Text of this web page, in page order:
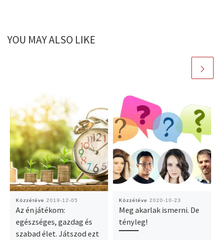
YOU MAY ALSO LIKE
Közzétéve 2019-12-05
Az én játékom:
egészséges, gazdag és
szabad élet. Játszod ezt
Közzétéve 2020-10-23
Meg akarlak ismerni. De
tényleg!